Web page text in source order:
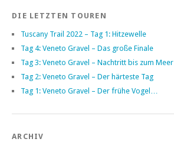
DIE LETZTEN TOUREN
Tuscany Trail 2022 – Tag 1: Hitzewelle
Tag 4: Veneto Gravel – Das große Finale
Tag 3: Veneto Gravel – Nachtritt bis zum Meer
Tag 2: Veneto Gravel – Der härteste Tag
Tag 1: Veneto Gravel – Der frühe Vogel…
ARCHIV